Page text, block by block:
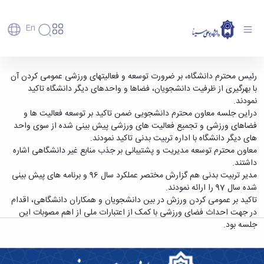
En
دانشگاه
تاریخچه
و
معرفی
برنامه
راهبردی
دانشگاه
نقشه
دانشگاه
ساختار
سازمانی
سازمان
دانشگاه
حوزه
آموزش
پذیرش
کارشناسی
تحصیلات
تکمیلی
پسا
دکترا
استعدادهای
درخشان
دانشجویان
غیرایرانی
مهمانی
و
انتقال
حمایت‌های
پژوهش
فناوری و
کارآفرینی
دفتر
ارتباط
با
صنعت
علم
و
فناوری
مراکز
تحقیقات
پژوهشکده
دانشکده‌ها
پردیس
اصلی
مهندسی
کشاورزی
شیمی
علوم
نفت
علوم
انسانی
هنر
معماری
رفاهی
رفاهی
پرسنل
اداره
رفاه
مهمانسرای
دانشگاه
رفاهی
دانشجویان
مدیریت
دانشجویان
اعضای
هیأت
علمی
کارکنان
دانشجویان
فارغ
التحصیلان
فوق
برنامه
فعالیت‌های
دانشجویی
پایگاه
خبری
پیشخوان
تشکیل شورای ورزش دانشگاه بوعلی سینا -
دانشگاه بوعلی سینا همدان
رئیس محترم دانشگاه، بر ضرورت توسعه و فعالیت­های ورزشی عمومی کردن آن
با بهرگیری از ظرفیت دانشجویان، فضاها و واحدهای دیگر دانشگاه تاکید
نمودند.
دراین جلسه معاون محترم دانشجویی ضمن تاکید بر توسعه فعالیت ها و
فضاهای ورزشی و تجمیع فعالیت های ورزشی پیش بینی شده از سوی واحد
های دیگر دانشگاه با اداره تربیت بدنی تاکید نمودند.
معاون محترم توسعه مدیریت و پشتیبانی بر جذب منابع غیر دانشگاهی اشاره
داشتند.
مدیر تربیت بدنی هم گزارش مختصر عملکرد سال 96 و برنامه های پیش بینی
شده سال 97 را ارائه نمودند.
تاکید بر عمومی کردن ورزش در بین دانشجویان و همکاران دانشگاهی، اقدام
در جهت احداث فضای ورزشی با کمک از اعتبارات ملی از اهم مصوبات این
جلسه بود.